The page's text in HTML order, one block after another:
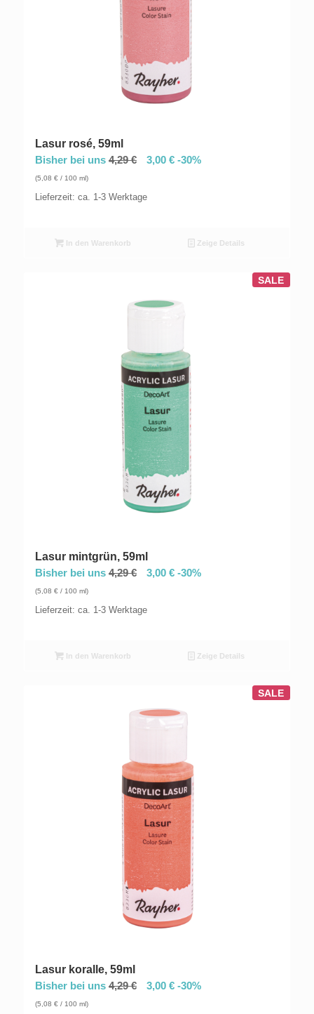
Lasur rosé, 59ml
Bisher bei uns 4,29€ 3,00 €-30%
(5,08 €/ 100 ml)
Lieferzeit: ca. 1-3 Werktage
In den Warenkorb Zeige Details
SALE
Lasur mintgrün, 59ml
Bisher bei uns 4,29€ 3,00 €-30%
(5,08 €/ 100 ml)
Lieferzeit: ca. 1-3 Werktage
In den Warenkorb Zeige Details
SALE
Lasur koralle, 59ml
Bisher bei uns 4,29€ 3,00 €-30%
(5,08 €/ 100 ml)